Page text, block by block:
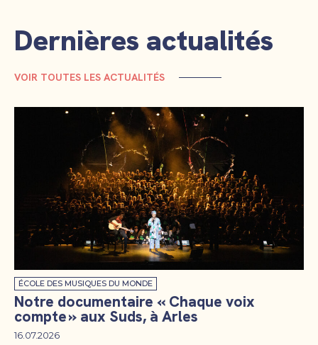
Dernières actualités
VOIR TOUTES LES ACTUALITÉS
ÉCOLE DES MUSIQUES DU MONDE
Notre documentaire « Chaque voix
compte » aux Suds, à Arles
16.07.2026